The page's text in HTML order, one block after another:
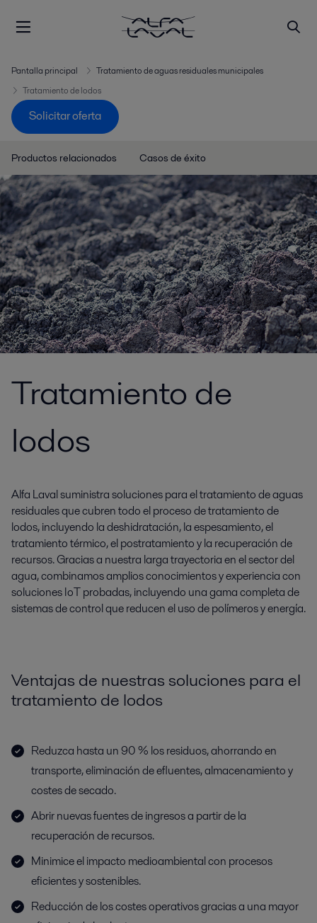
Pantalla principal
Tratamiento de aguas residuales municipales
Tratamiento de lodos
Solicitar oferta
Productos relacionados Casos de éxito
Tratamiento de
lodos
Alfa Laval suministra soluciones para el tratamiento de aguas
residuales que cubren todo el proceso de tratamiento de
lodos, incluyendo la deshidratación, la espesamiento, el
tratamiento térmico, el postratamiento y la recuperación de
recursos. Gracias a nuestra larga trayectoria en el sector del
agua, combinamos amplios conocimientos y experiencia con
soluciones IoT probadas, incluyendo una gama completa de
sistemas de control que reducen el uso de polímeros y energía.
Ventajas de nuestras soluciones para el
tratamiento de lodos
Reduzca hasta un 90 % los residuos, ahorrando en
transporte, eliminación de efluentes, almacenamiento y
costes de secado.
Abrir nuevas fuentes de ingresos a partir de la
recuperación de recursos.
Minimice el impacto medioambiental con procesos
eficientes y sostenibles.
Reducción de los costes operativos gracias a una mayor